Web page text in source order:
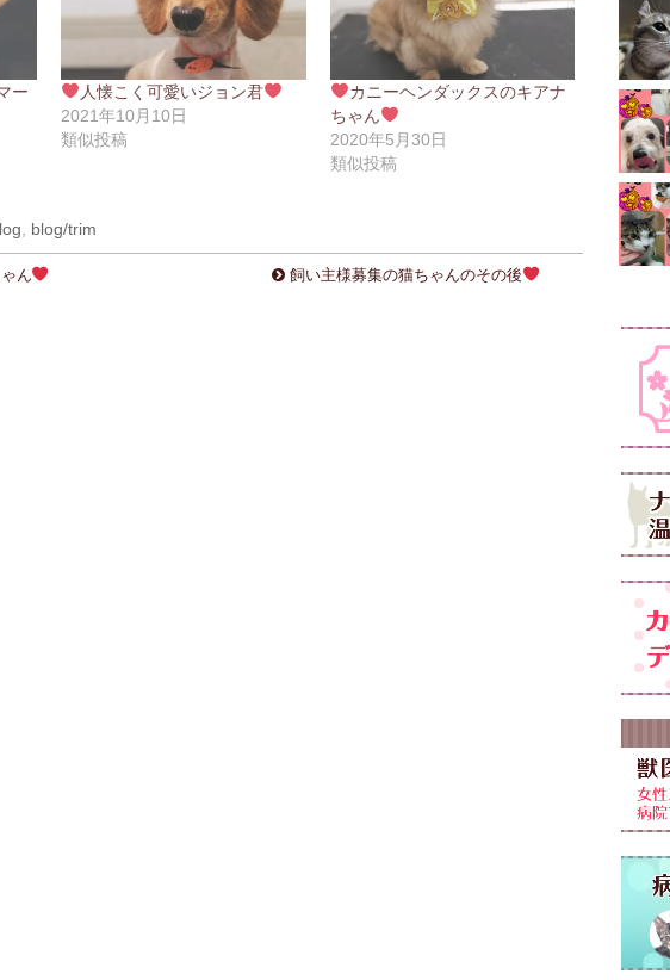
ー
人懐こく可愛いジョン君
2021年10月10日
類似投稿
カニーヘンダックスのキアナ
ちゃん
2020年5月30日
類似投稿
blog/trim
ん 飼い主様募集の猫ちゃんのその後